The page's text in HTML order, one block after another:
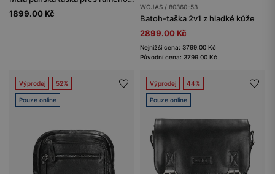
1899.00 Kč
WOJAS / 80360-53
Batoh-taška 2v1 z hladké kůže
2899.00 Kč
Nejnižší cena: 3799.00 Kč
Původní cena: 3799.00 Kč
Výprodej 52%
Pouze online
Výprodej 44%
Pouze online